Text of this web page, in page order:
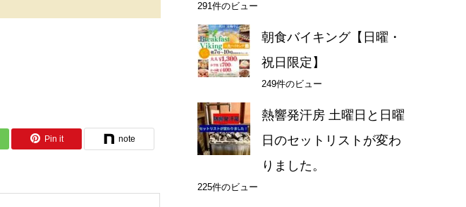
Pin it note
291件のビュー
朝食バイキング【日曜・
祝日限定】
249件のビュー
熱響発汗房 土曜日と日曜
日のセットリストが変わ
りました。
225件のビュー